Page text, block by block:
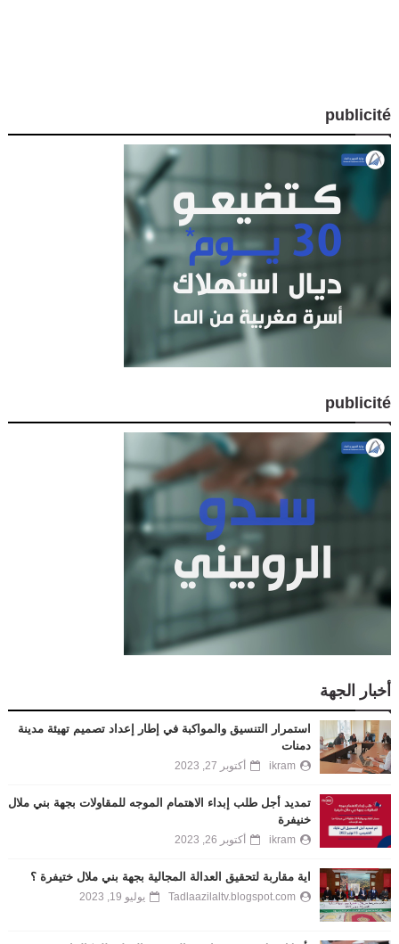
publicité
publicité
أخبار الجهة
استمرار التنسيق والمواكبة في إطار إعداد تصميم تهيئة مدينة
دمنات
ikram أكتوبر 27, 2023
تمديد أجل طلب إبداء الاهتمام الموجه للمقاولات بجهة بني ملال
خنيفرة
ikram أكتوبر 26, 2023
اية مقاربة لتحقيق العدالة المجالية بجهة بني ملال ختيفرة ؟
Tadlaazilaltv.blogspot.com يوليو 19, 2023